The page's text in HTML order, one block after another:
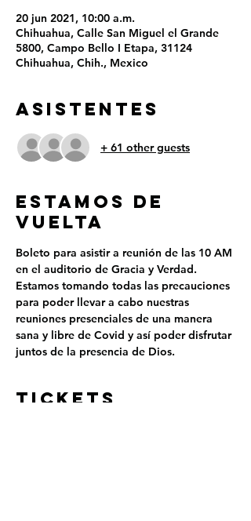
20 jun 2021, 10:00 a.m.
Chihuahua, Calle San Miguel el Grande
5800, Campo Bello I Etapa, 31124
Chihuahua, Chih., Mexico
ASISTENTES
+ 61 other guests
ESTAMOS DE
VUELTA
Boleto para asistir a reunión de las 10 AM
en el auditorio de Gracia y Verdad.
Estamos tomando todas las precauciones
para poder llevar a cabo nuestras
reuniones presenciales de una manera
sana y libre de Covid y así poder disfrutar
juntos de la presencia de Dios.
Tickets